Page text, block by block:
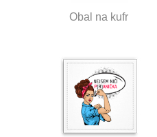
Obal na kufr